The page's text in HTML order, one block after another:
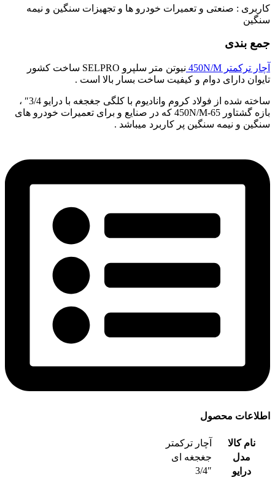
کاربری : صنعتی و تعمیرات خودرو ها و تجهیزات سنگین و نیمه
سنگین
جمع بندی
آچار ترکمتر 450N/M
نیوتن متر سلپرو SELPRO ساخت کشور
تایوان دارای دوام و کیفیت ساخت بسار بالا است .
ساخته شده از فولاد کروم وانادیوم با کلگی جغجغه با درایو 3/4″ ،
بازه گشتاور 65-450N/M که در صنایع و برای تعمیرات خودرو های
سنگین و نیمه سنگین پر کاربرد میباشد .
اطلاعات محصول
نام کالا
آچار ترکمتر
مدل
جغجغه ای
درایو
3/4″